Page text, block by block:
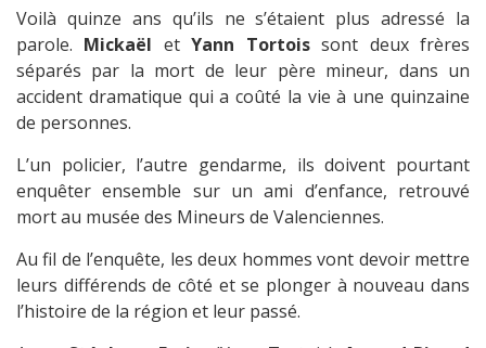
Voilà quinze ans qu’ils ne s’étaient plus adressé la
parole. Mickaël etYann Tortoissont deux frères
séparés par la mort de leur père mineur, dans un
accident dramatique qui a coûté la vie à une quinzaine
de personnes.
L’un policier, l’autre gendarme, ils doivent pourtant
enquêter ensemble sur un ami d’enfance, retrouvé
mort au musée des Mineurs de Valenciennes.
Au fil de l’enquête, les deux hommes vont devoir mettre
leurs différends de côté et se plonger à nouveau dans
l’histoire de la région et leur passé.